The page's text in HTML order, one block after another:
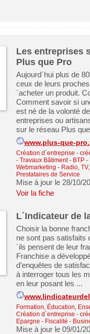
Les entreprises
Plus que Pro
Aujourd´hui plus de
ceux de leurs
´acheter un produit.
Comment savoir si
est né de la volonté
entreprises ou
sur le réseau Plus
www.plus-que-
Création d´entreprise -
- Travaux Bâtiment - BTP
Webmarketing - Radio,
Prestataires de Service
Mise à jour le 28/10/
Voir la fiche
L´Indicateur de
Choisir la bonne
ne sont pas satisfaits
´ils pensent de leur
Franchise a
d’enquêtes de
à interroger tous les
en leur posant les ...
Formation, Éducation,
Création d´entreprise -
Epargne - Fiscalité -
Mise à jour le 09/01/